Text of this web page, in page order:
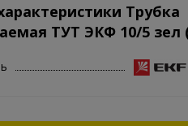
Трубка
ТУТ ЭКФ 10/5 зел